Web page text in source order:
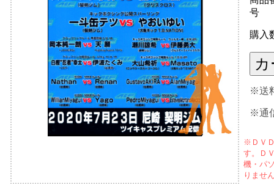
号
購入
※送
※通
※ＤＶ
す。Ｄ
機・パ
りませ